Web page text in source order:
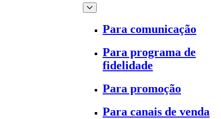
Para comunicação
Para programa de
fidelidade
Para promoção
Para canais de venda